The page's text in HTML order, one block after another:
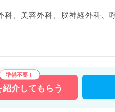
紹介してもらう